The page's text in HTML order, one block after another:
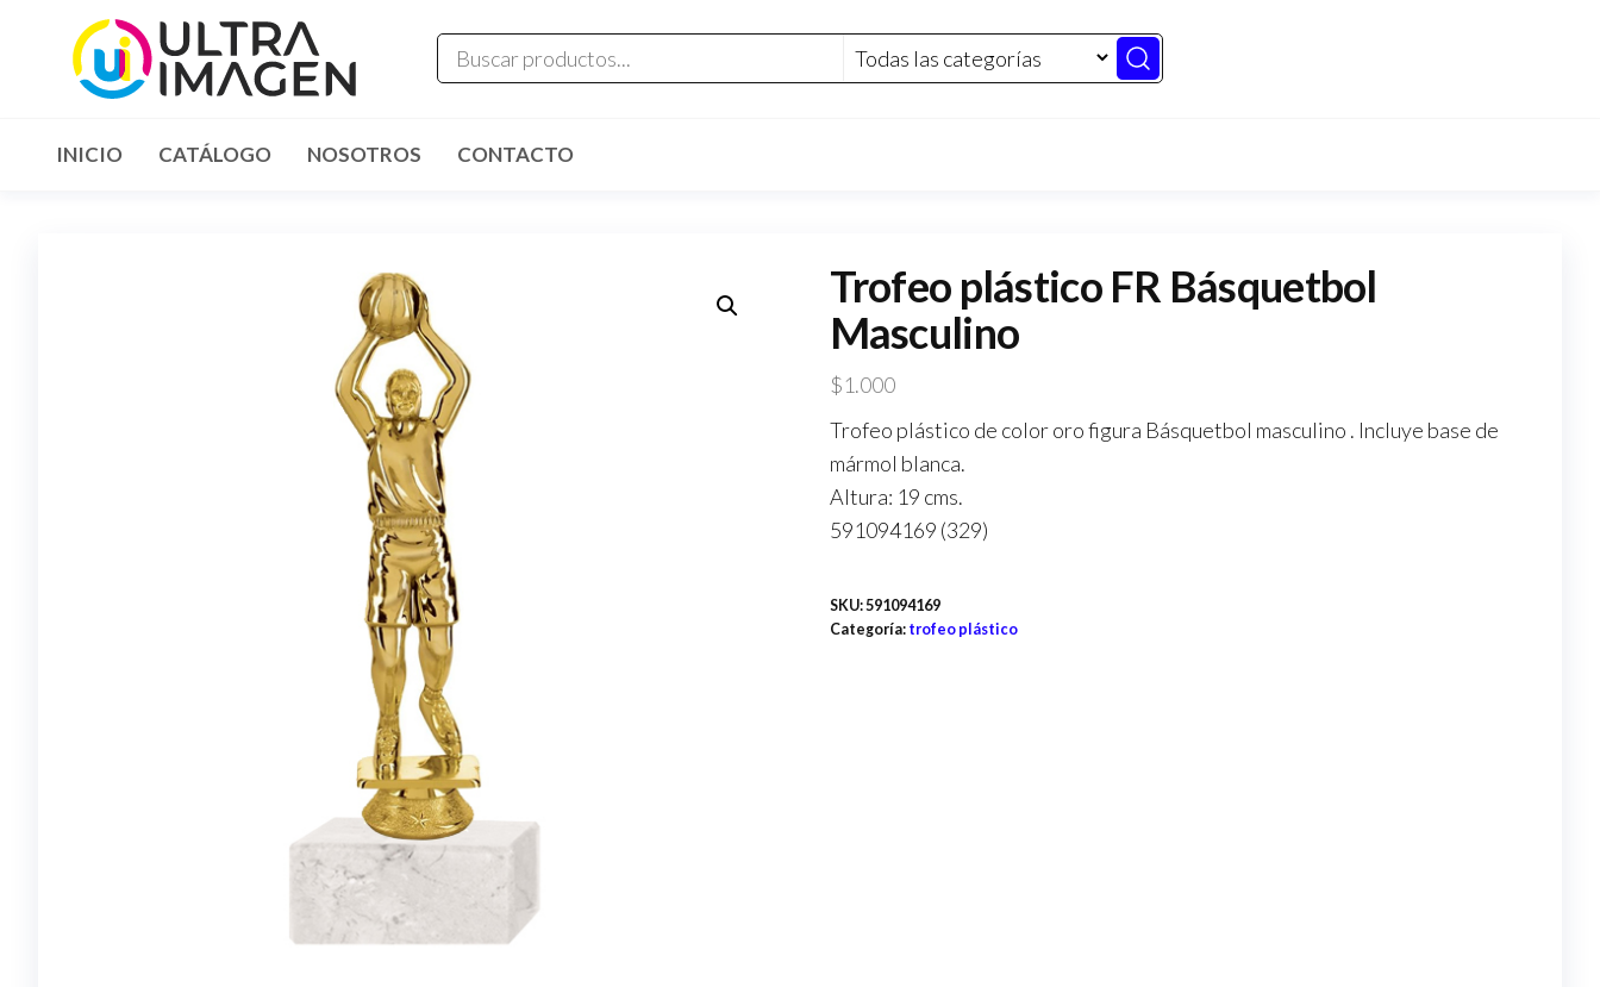
INICIO CATÁLOGO NOSOTROS CONTACTO
Trofeo plástico FR Básquetbol
Masculino
$1.000
Trofeo plástico de color oro figura Básquetbol masculino . Incluye base de
mármol blanca.
Altura: 19 cms.
591094169 (329)
SKU:591094169
Categoría: trofeo plástico